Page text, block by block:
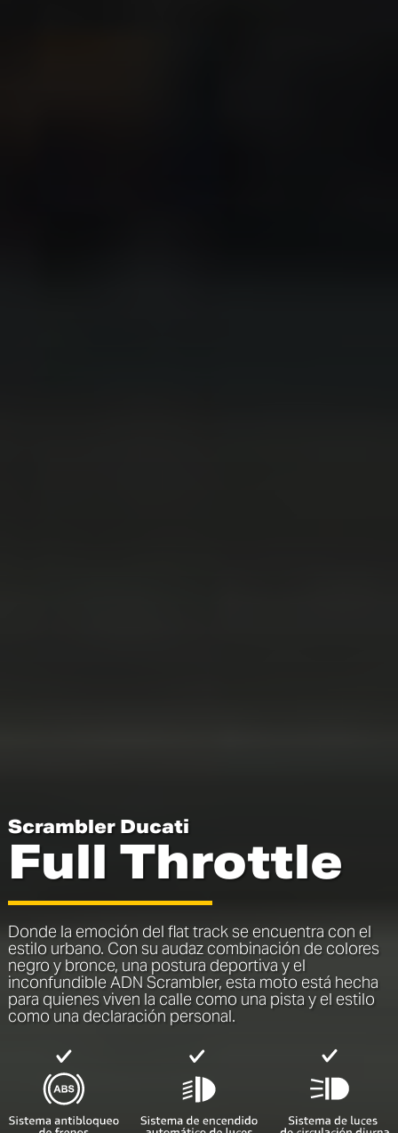
Scrambler Ducati
Full Throttle
Donde la emoción del flat track se encuentra con el
estilo urbano. Con su audaz combinación de colores
negro y bronce, una postura deportiva y el
inconfundible ADN Scrambler, esta moto está hecha
para quienes viven la calle como una pista y el estilo
como una declaración personal.